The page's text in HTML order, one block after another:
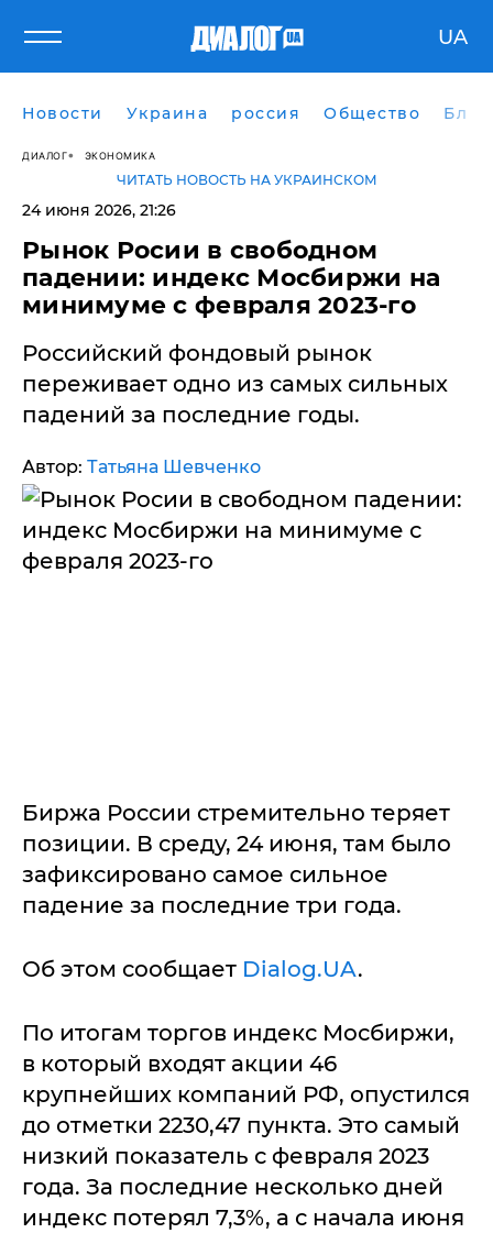
UA
Новости Украина россия Общество
ДИАЛОГ ЭКОНОМИКА
ЧИТАТЬ НОВОСТЬ НА УКРАИНСКОМ
24 июня 2026, 21:26
​Рынок Росии в свободном
падении: индекс Мосбиржи на
минимуме с февраля 2023-го
Российский фондовый рынок
переживает одно из самых сильных
падений за последние годы.
Автор: Татьяна Шевченко
Биржа России стремительно теряет
позиции. В среду, 24 июня, там было
зафиксировано самое сильное
падение за последние три года.
Об этом сообщает Dialog.UA.
По итогам торгов индекс Мосбиржи,
в который входят акции 46
крупнейших компаний РФ, опустился
до отметки 2230,47 пункта. Это самый
низкий показатель с февраля 2023
года. За последние несколько дней
индекс потерял 7,3%, а с начала июня